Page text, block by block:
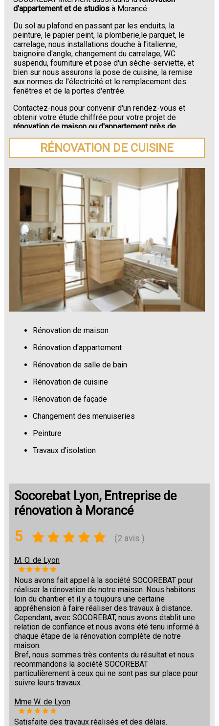
d'appartement et de studios à Morancé :
Du sol au plafond en passant par les enduits, la
peinture, le papier peint, la plomberie,le parquet, le
carrelage, nous installations douche à l'italienne,
baignoire d'angle, changement du carrelage, WC
suspendu, fourniture et pose d'un sèche-serviette, et
bien sur nous assurons la pose de cuisine, la remise
aux normes de l'électricité et le remplacement des
fenêtres et de la portes d'entrée.
Contactez-nous pour convenir d'un rendez-vous et
obtenir votre étude chiffrée pour votre projet de
rénovation de maison ou d'appartement près de
Morancé.
RÉNOVATION DE CUISINE
Rénovation de maison
Rénovation d'appartement
Rénovation de salle de bain
Rénovation de cuisine
Rénovation de façade
Changement des menuiseries
Peinture
Travaux d'isolation
Socorebat Lyon, Entreprise de
rénovation à Morancé
5 (2 avis )
M. O. de Lyon
Nous avons fait appel à la société SOCOREBAT pour
réaliser la rénovation de notre maison. Nous habitons
loin du chantier et il y a toujours une certaine
appréhension à faire réaliser des travaux à distance.
Cependant, avec SOCOREBAT, nous avons établit une
relation de confiance et nous avons été tenu informé à
chaque étape de la rénovation complète de notre
maison.
Bref, nous sommes très contents du résultat et nous
recommandons la société SOCOREBAT
particulièrement à ceux qui ne sont pas sur place pour
suivre leurs travaux.
Mme W. de Lyon
Satisfaite des travaux réalisés et des délais.